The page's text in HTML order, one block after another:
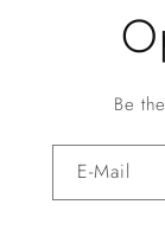
Be
E-Mail